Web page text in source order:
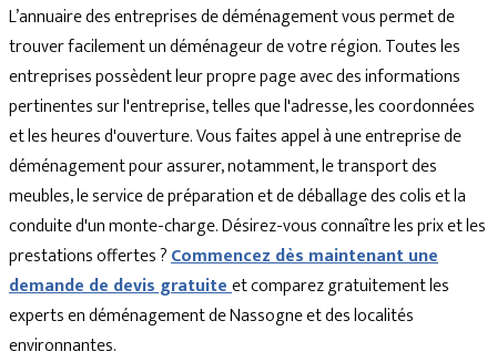
L’annuaire des entreprises de déménagement vous permet de
trouver facilement un déménageur de votre région. Toutes les
entreprises possèdent leur propre page avec des informations
pertinentes sur l'entreprise, telles que l'adresse, les coordonnées
et les heures d'ouverture. Vous faites appel à une entreprise de
déménagement pour assurer, notamment, le transport des
meubles, le service de préparation et de déballage des colis et la
conduite d'un monte-charge. Désirez-vous connaître les prix et les
prestations offertes ?Commencez dès maintenant une
demande de devis gratuiteet comparez gratuitement les
experts en déménagement de Nassogne et des localités
environnantes.